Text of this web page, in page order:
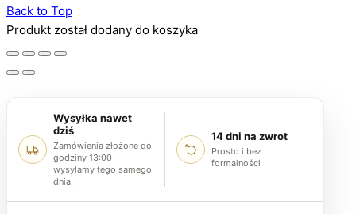
Back to Top
Produkt został dodany do koszyka
Wysyłka nawet
dziś
Zamówienia złożone do
godziny 13:00
wysyłamy tego samego
dnia!
14 dni na zwrot
Prosto i bez
formalności